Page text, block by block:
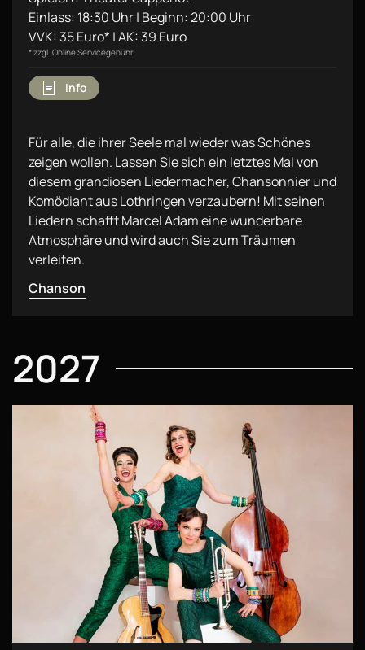
Einlass: 18:30 Uhr | Beginn: 20:00 Uhr
VVK: 35 Euro* | AK: 39 Euro
* zzgl. Online Servicegebühr
Info
Für alle, die ihrer Seele mal wieder was Schönes
zeigen wollen. Lassen Sie sich ein letztes Mal von
diesem grandiosen Liedermacher, Chansonnier und
Komödiant aus Lothringen verzaubern! Mit seinen
Liedern schafft Marcel Adam eine wunderbare
Atmosphäre und wird auch Sie zum Träumen
verleiten.
Chanson
2027